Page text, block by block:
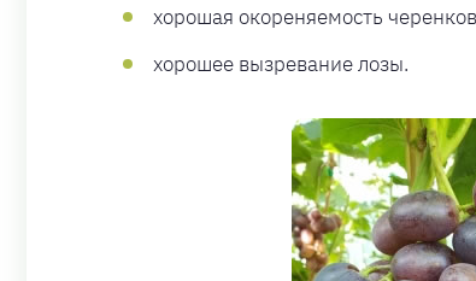
хорошая окореняемость
хорошее вызревание лозы.